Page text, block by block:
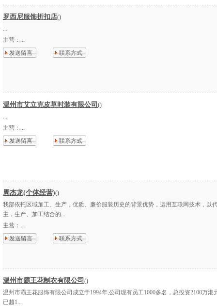
罗西尼服饰折扣店()
...
主营： ...
发送留言
联系方式
温州市艾立克皮草时装有限公司 ()
...
主营： ...
发送留言
联系方式
周杰龙(个体经营)()
我部依托区域加工、生产，优质、廉价服装历史的背景优势，运用互联网技术，以
主，生产、加工结合的...
主营： ...
发送留言
联系方式
温州市霸王花制衣有限公司 ()
温州市霸王花服饰有限公司成立于1994年,公司现有员工1000多名，总投资2100万港
已越1...